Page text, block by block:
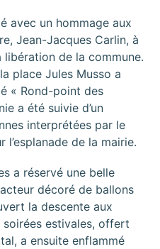
avec un hommage aux
Jean-Jacques Carlin, à
libération de la commune.
place Jules Musso a
« Rond-point des
a été suivie d’un
interprétées par le
l’esplanade de la mairie.
a réservé une belle
décoré de ballons
la descente aux
estivales, offert
a ensuite enflammé